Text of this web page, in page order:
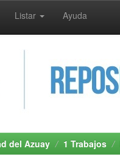
Listar Ayuda
del Azuay 1 Trabajos